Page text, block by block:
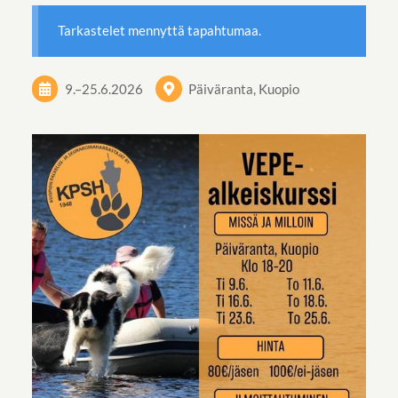
Tarkastelet mennyttä tapahtumaa.
9.–25.6.2026 Päiväranta, Kuopio